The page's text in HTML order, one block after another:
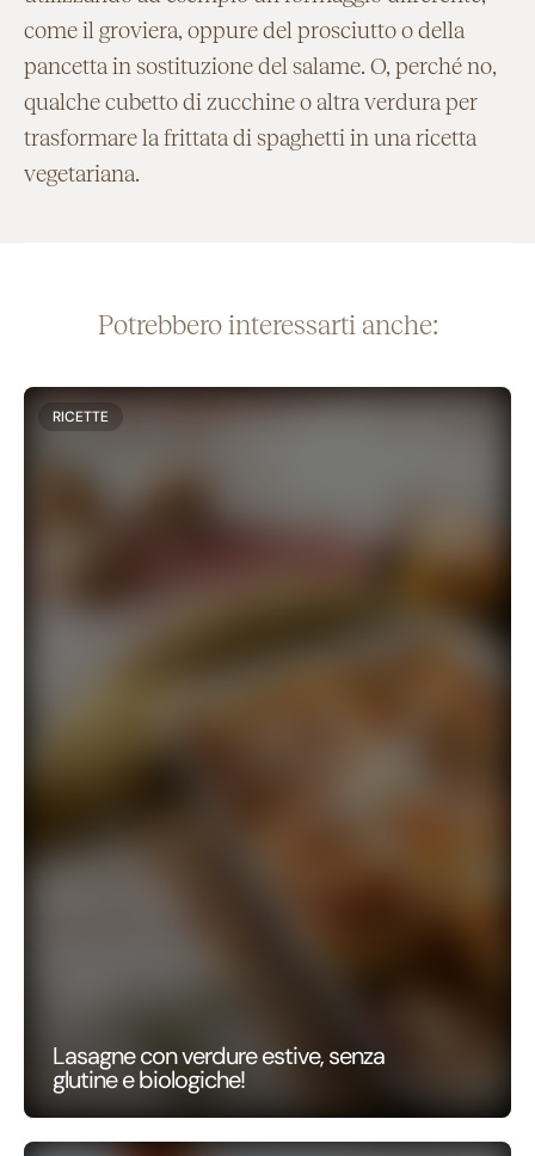
come il groviera, oppure del prosciutto o della
pancetta in sostituzione del salame. O, perché no,
qualche cubetto di zucchine o altra verdura per
trasformare la frittata di spaghetti in una ricetta
vegetariana.
Potrebbero interessarti anche:
RICETTE
Lasagne con verdure estive, senza
glutine e biologiche!